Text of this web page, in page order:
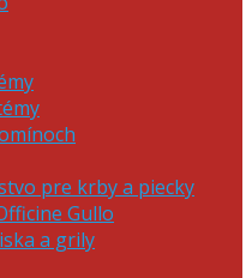
pre krby a piecky
Gullo
a grily